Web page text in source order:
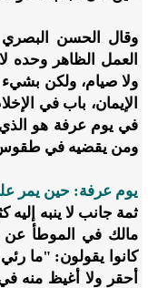
وقال الحسن
العمل الظاهر وحده
ولا صيام، ولكن
في يوم عرفة هو
ومن يقضيه في
يوم عرفة: حين يمر
ثمة جانب لا ينبه
مالك في الموطأ عن
كانوا يقولون: "ما
أحقر ولا أغيظ منه